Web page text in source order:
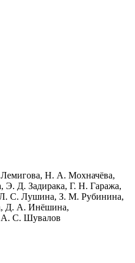
Н. А. Мохначёва,
Э. Д. Задирака, Г. Н. Гаража,
С. Лушина, З. М. Рубинина,
Д. А. Инёшина,
С. Шувалов